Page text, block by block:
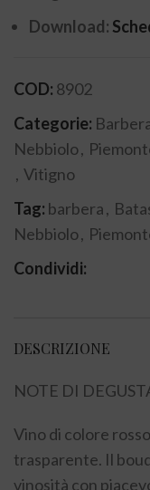
Download:
COD: 8902
Categorie:
Nebbiolo,
, Vitigno
Tag: barbera,
Nebbiolo,
Condividi:
DESCRIZIONE
NOTE DI
Vino di colore
trasparente. Il
vinosità con